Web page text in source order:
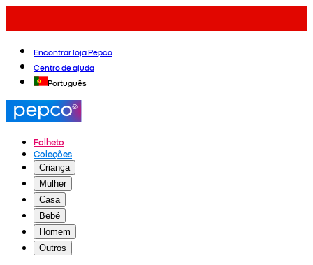
Encontrar loja Pepco
Centro de ajuda
Português
Folheto
Coleções
Criança
Mulher
Casa
Bebé
Homem
Outros